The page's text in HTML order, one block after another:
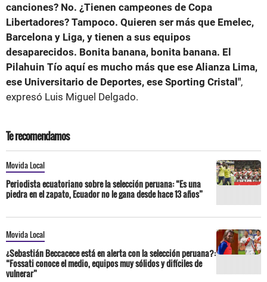
canciones? No. ¿Tienen campeones de Copa
Libertadores? Tampoco. Quieren ser más que Emelec,
Barcelona y Liga, y tienen a sus equipos
desaparecidos. Bonita banana, bonita banana. El
Pilahuin Tío aquí es mucho más que ese Alianza Lima,
ese Universitario de Deportes, ese Sporting Cristal",
expresó Luis Miguel Delgado.
Te recomendamos
Movida Local
Periodista ecuatoriano sobre la selección peruana: “Es una
piedra en el zapato, Ecuador no le gana desde hace 13 años”
Movida Local
¿Sebastián Beccacece está en alerta con la selección peruana?:
“Fossati conoce el medio, equipos muy sólidos y difíciles de
vulnerar”